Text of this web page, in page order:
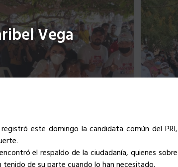
Vega
este domingo la candidata común del PRI,
el respaldo de la ciudadanía, quienes sobre
de su parte cuando lo han necesitado.